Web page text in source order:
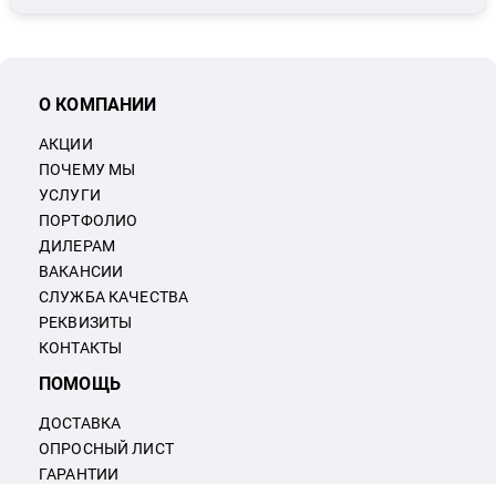
О КОМПАНИИ
АКЦИИ
ПОЧЕМУ МЫ
УСЛУГИ
ПОРТФОЛИО
ДИЛЕРАМ
ВАКАНСИИ
СЛУЖБА КАЧЕСТВА
РЕКВИЗИТЫ
КОНТАКТЫ
ПОМОЩЬ
ДОСТАВКА
ОПРОСНЫЙ ЛИСТ
ГАРАНТИИ